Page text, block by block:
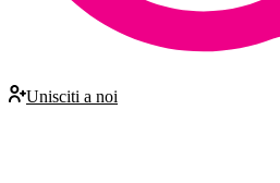
Unisciti a noi